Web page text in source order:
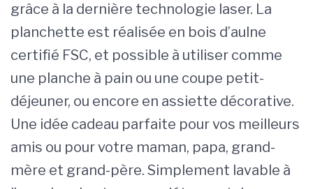
grâce à la dernière technologie laser. La
planchette est réalisée en bois d’aulne
certifié FSC, et possible à utiliser comme
une planche à pain ou une coupe petit-
déjeuner, ou encore en assiette décorative.
Une idée cadeau parfaite pour vos meilleurs
amis ou pour votre maman, papa, grand-
mère et grand-père. Simplement lavable à